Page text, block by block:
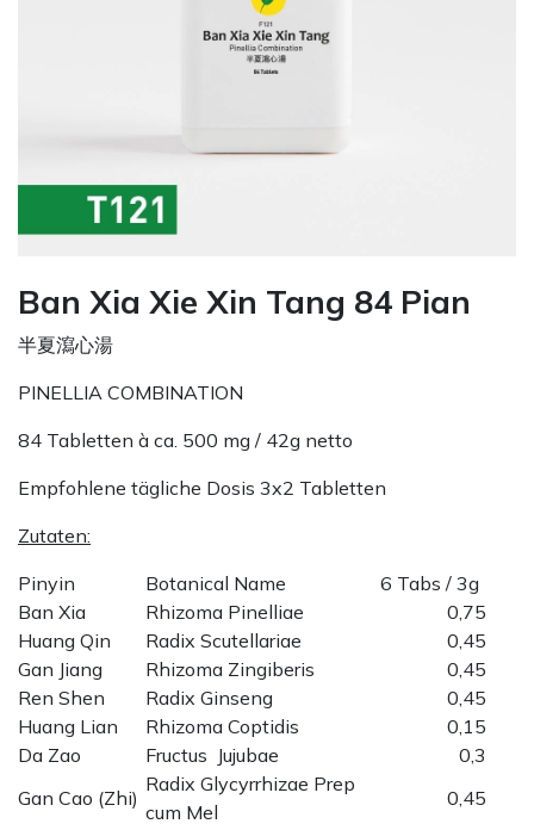
Ban Xia Xie Xin Tang 84 Pian
半夏瀉心湯
PINELLIA COMBINATION
84 Tabletten à ca. 500 mg / 42g netto
Empfohlene tägliche Dosis 3x2 Tabletten
Zutaten:
Pinyin
Botanical Name
6 Tabs / 3g
Ban Xia
Rhizoma Pinelliae
0,75
Huang Qin
Radix Scutellariae
0,45
Gan Jiang
Rhizoma Zingiberis
0,45
Ren Shen
Radix Ginseng
0,45
Huang Lian
Rhizoma Coptidis
0,15
Da Zao
Fructus Jujubae
0,3
Gan Cao (Zhi)
Radix Glycyrrhizae Prep
cum Mel
0,45